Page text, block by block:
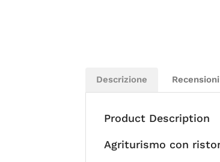
Descrizione
Product Description
Agriturismo con